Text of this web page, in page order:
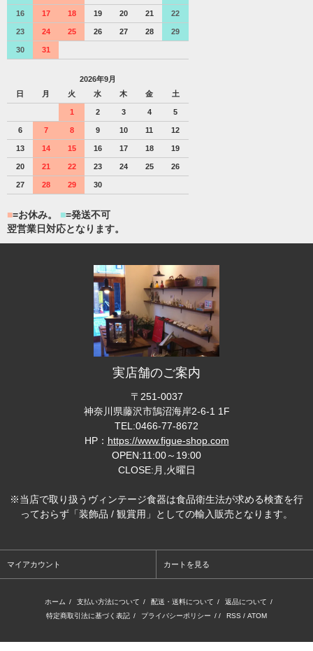
16 17 18 19 20 21 22
23 24 25 26 27 28 29
30 31
2026年9月
日
月 火 水 木 金 土
1 2 3 4 5
6 7 8 9 10 11 12
13 14 15 16 17 18 19
20 21 22 23 24 25 26
27 28 29 30
■=お休み。 ■=発送不可
翌営業日対応となります。
実店舗のご案内
〒251-0037
神奈川県藤沢市鵠沼海岸2-6-1 1F
TEL:0466-77-8672
HP： https://www.figue-shop.com
OPEN:11:00～19:00
CLOSE:月,火曜日
※当店で取り扱うヴィンテージ食器は食品衛生法が求める検査を行
っておらず「装飾品 / 観賞用」としての輸入販売となります。
マイアカウント カートを見る
ホーム / 支払い方法について / 配送・送料について / 返品について /
特定商取引法に基づく表記 / プライバシーポリシー / / RSS / ATOM